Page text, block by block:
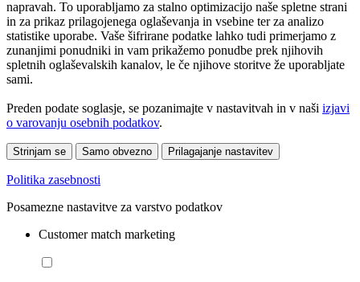
napravah. To uporabljamo za stalno optimizacijo naše spletne strani
in za prikaz prilagojenega oglaševanja in vsebine ter za analizo
statistike uporabe. Vaše šifrirane podatke lahko tudi primerjamo z
zunanjimi ponudniki in vam prikažemo ponudbe prek njihovih
spletnih oglaševalskih kanalov, le če njihove storitve že uporabljate
sami.
Preden podate soglasje, se pozanimajte v nastavitvah in v naši izjavi
o varovanju osebnih podatkov.
Strinjam se Samo obvezno Prilagajanje nastavitev
Politika zasebnosti
Posamezne nastavitve za varstvo podatkov
Customer match marketing